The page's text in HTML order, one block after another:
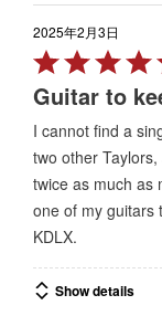
2025年2月3日
Rated
5
out
of
5
Guitar to
I cannot find a
two other
twice as much as my 224-
one of my guitars
KDLX.
Show details